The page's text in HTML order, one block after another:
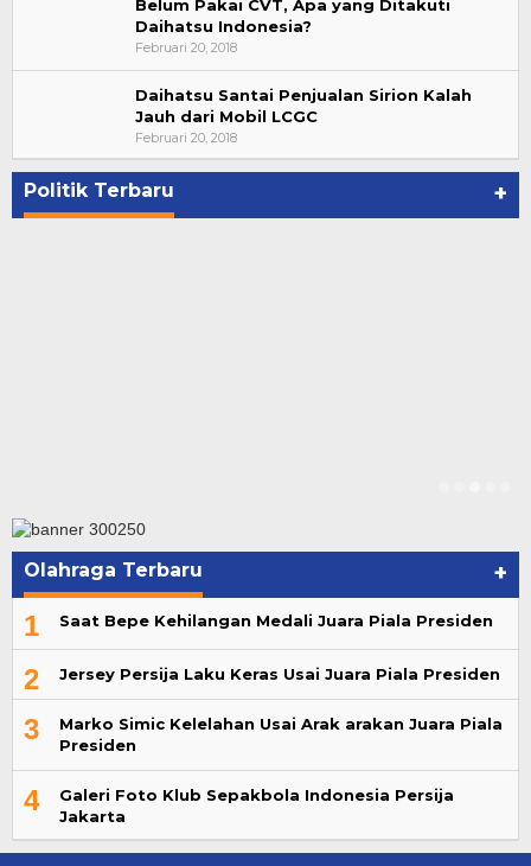
Belum Pakai CVT, Apa yang Ditakuti
Daihatsu Indonesia?
Februari 20, 2018
Daihatsu Santai Penjualan Sirion Kalah
Jauh dari Mobil LCGC
Februari 20, 2018
Politik Terbaru +
Suharto Dipercaya Jadi Dewan Pengawas PP
PBSI 2020-2024
Di NASIONAL, POLITIK
Olahraga Terbaru +
1 Saat Bepe Kehilangan Medali Juara Piala Presiden
2 Jersey Persija Laku Keras Usai Juara Piala Presiden
3
Marko Simic Kelelahan Usai Arak arakan Juara Piala
Presiden
4
Galeri Foto Klub Sepakbola Indonesia Persija
Jakarta